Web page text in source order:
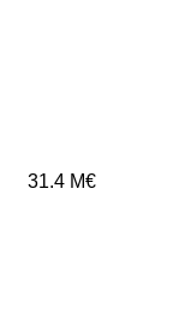
31.4 M€